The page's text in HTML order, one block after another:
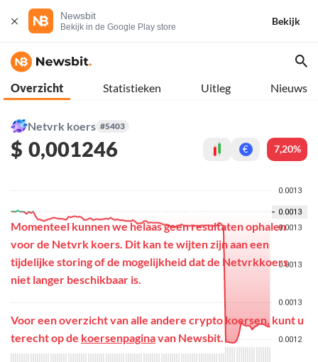
Newsbit
Bekijk in de Google Play store
Bekijk
Overzicht Statistieken Uitleg Nieuws
Netvrk koers #5403
$ 0,001246 € 7,20%
Momenteel kunnen we helaas geen resultaten ophalen
voor de Netvrk koers. Dit kan te wijten zijn aan een
tijdelijke storing of de mogelijkheid dat de Netvrkkoers
niet langer beschikbaar is.
Voor een overzicht van alle andere crypto koersen, kunt u
terecht op de koersenpaginavan Newsbit.